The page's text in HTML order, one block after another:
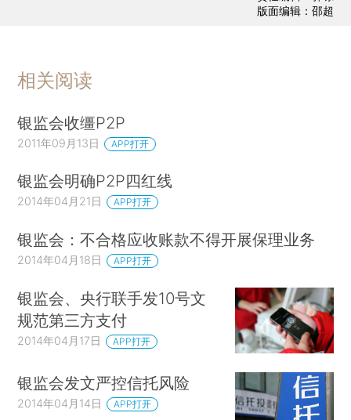
版面编辑：邵超
相关阅读
银监会收缰P2P
2011年09月13日 APP打开
银监会明确P2P四红线
2014年04月21日 APP打开
银监会：不合格应收账款不得开展保理业务
2014年04月18日 APP打开
银监会、央行联手发10号文
规范第三方支付
2014年04月17日 APP打开
银监会发文严控信托风险
2014年04月14日 APP打开